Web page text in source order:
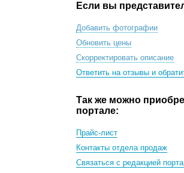
Если вы
Добавить фотографии
Обновить цены
Скорректировать описание
Ответить на отзывы и
Так же можно
портале:
Прайс-лист
Контакты отдела продаж
Связаться с редакцией